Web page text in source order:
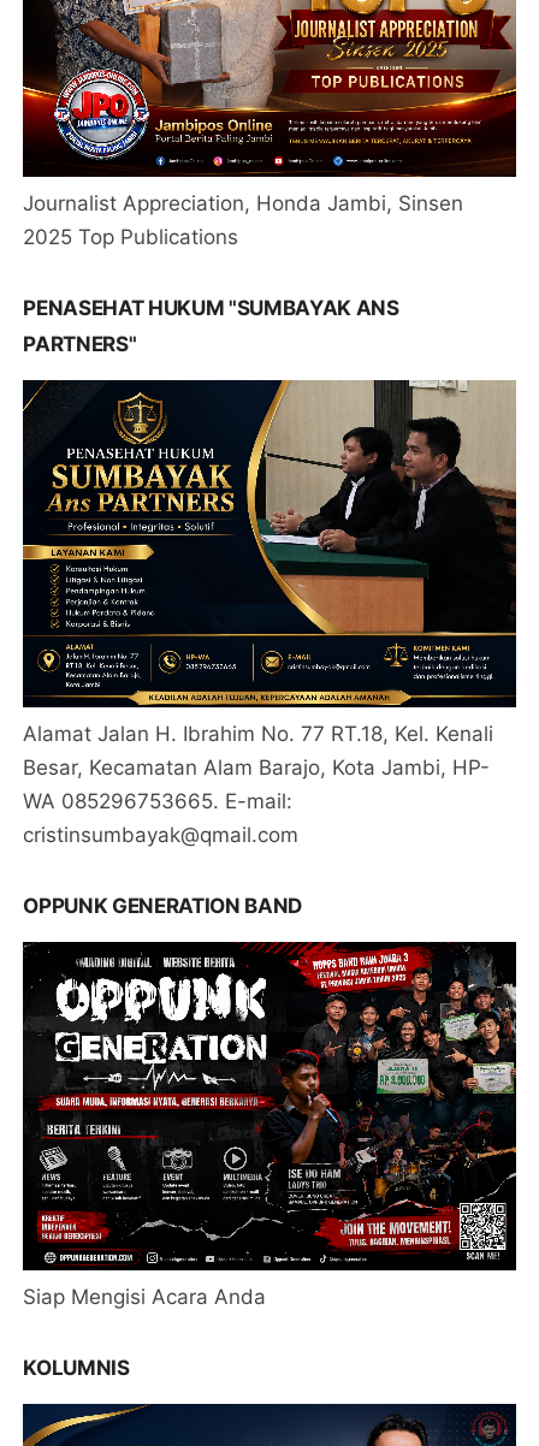
Journalist Appreciation, Honda Jambi, Sinsen
2025 Top Publications
PENASEHAT HUKUM "SUMBAYAK ANS
PARTNERS"
Alamat Jalan H. Ibrahim No. 77 RT.18, Kel. Kenali
Besar, Kecamatan Alam Barajo, Kota Jambi, HP-
WA 085296753665. E-mail:
cristinsumbayak@qmail.com
OPPUNK GENERATION BAND
Siap Mengisi Acara Anda
KOLUMNIS